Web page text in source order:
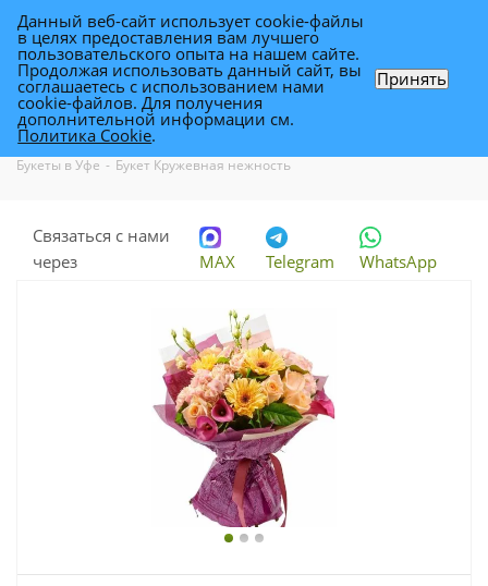
Букет Кружевная нежность
Каталог - Каталог цветов в Уфе
Букеты в Уфе - Букет Кружевная нежность
Связаться с нами
через
MAX Telegram WhatsApp
Данный веб-сайт использует cookie-файлы
в целях предоставления вам лучшего
пользовательского опыта на нашем сайте.
Продолжая использовать данный сайт, вы
соглашаетесь с использованием нами
cookie-файлов. Для получения
дополнительной информации см.
Политика Cookie.
Принять